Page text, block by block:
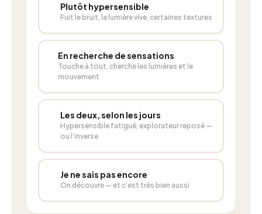
Plutôt hypersensible
Fuit le bruit, la lumière vive, certaines textures
En recherche de sensations
Touche à tout, cherche les lumières et le
mouvement
Les deux, selon les jours
Hypersensible fatigué, explorateur reposé —
ou l’inverse
Je ne sais pas encore
On découvre — et c’est très bien aussi